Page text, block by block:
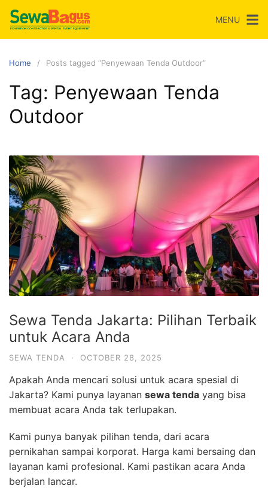
Skip
content
MENU
Home Posts tagged “Penyewaan Tenda Outdoor”
Tag: Penyewaan Tenda
Outdoor
Sewa Tenda Jakarta: Pilihan Terbaik
untuk Acara Anda
SEWA TENDA · OCTOBER 28, 2025
Apakah Anda mencari solusi untuk acara spesial di
Jakarta? Kami punya layanan sewa tenda yang bisa
membuat acara Anda tak terlupakan.
Kami punya banyak pilihan tenda, dari acara
pernikahan sampai korporat. Harga kami bersaing dan
layanan kami profesional. Kami pastikan acara Anda
berjalan lancar.